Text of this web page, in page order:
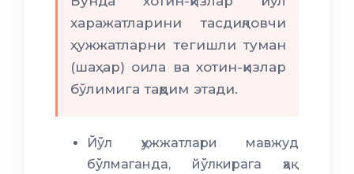
харажатларини тасдиқловчи
ҳужжатларни тегишли туман
(шаҳар) оила ва хотин-қизлар
бўлимига тақдим этади.
Йўл ҳужжатлари мавжуд
бўлмаганда, йўлкирага ҳақ